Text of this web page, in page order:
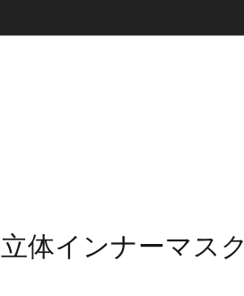
立体インナーマスク